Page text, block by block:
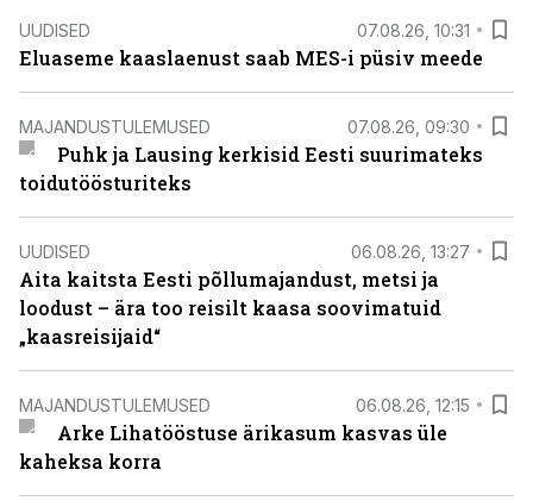
UUDISED 07.08.26, 10:31
Eluaseme kaaslaenust saab MES-i püsiv meede
MAJANDUSTULEMUSED 07.08.26, 09:30
Puhk ja Lausing kerkisid Eesti suurimateks
toidutöösturiteks
UUDISED 06.08.26, 13:27
Aita kaitsta Eesti põllumajandust, metsi ja
loodust – ära too reisilt kaasa soovimatuid
„kaasreisijaid“
MAJANDUSTULEMUSED 06.08.26, 12:15
Arke Lihatööstuse ärikasum kasvas üle
kaheksa korra